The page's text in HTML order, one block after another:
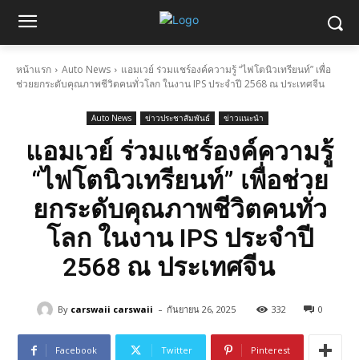
หน้าแรก Auto News
แอมเวย์ ร่วมแชร์องค์ความรู้ “ไฟโตนิวเทรียนท์” เพื่อ
ช่วยยกระดับคุณภาพชีวิตคนทั่วโลก ในงาน IPS ประจำปี 2568 ณ ประเทศจีน
Auto News ข่าวประชาสัมพันธ์ ข่าวแนะนำ
แอมเวย์ ร่วมแชร์องค์ความรู้
“ไฟโตนิวเทรียนท์” เพื่อช่วย
ยกระดับคุณภาพชีวิตคนทั่ว
โลก ในงาน IPS ประจำปี
2568 ณ ประเทศจีน
By carswaii carswaii - กันยายน 26, 2025 332 0
Facebook Twitter Pinterest